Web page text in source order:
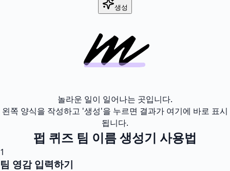
생성
놀라운 일이 일어나는 곳입니다.
왼쪽 양식을 작성하고 '생성'을 누르면 결과가 여기에 바로 표시
됩니다.
펍 퀴즈 팀 이름 생성기 사용법
1
팀 영감 입력하기